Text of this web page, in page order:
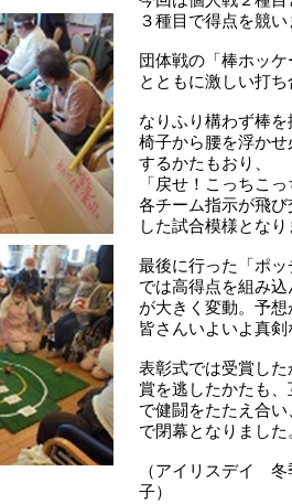
３種目で得点を競
団体戦の「棒ホッ
とともに激しい打
なりふり構わず棒
椅子から腰を浮か
するかたもおり、
「戻せ！こっちこ
各チーム指示が飛
した試合模様とな
最後に行った「ポ
では高得点を組み
が大きく変動。予
皆さんいよいよ真
表彰式では受賞し
賞を逃したかたも
で健闘をたたえ合
で閉幕となりました
（アイリスデイ 冬
子）